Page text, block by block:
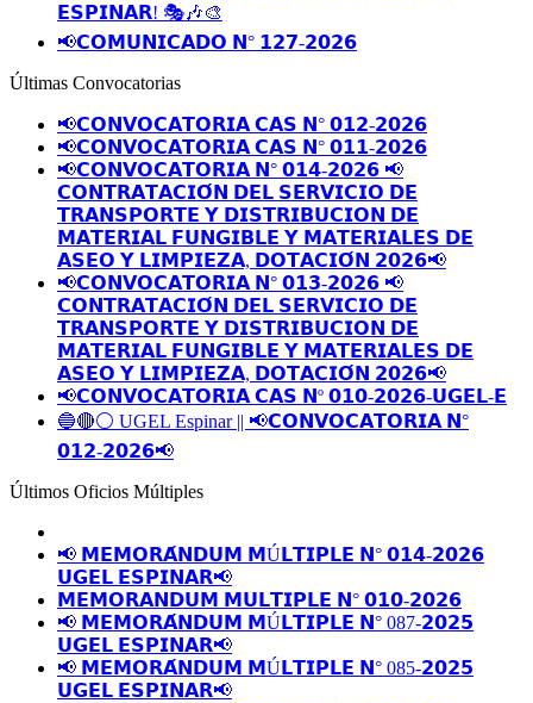
𝗘𝗦𝗣𝗜𝗡𝗔𝗥! 🎭🎶🎨
📢𝗖𝗢𝗠𝗨𝗡𝗜𝗖𝗔𝗗𝗢 𝗡° 𝟭𝟮𝟳-𝟮𝟬𝟮𝟲
Últimas Convocatorias
📢𝗖𝗢𝗡𝗩𝗢𝗖𝗔𝗧𝗢𝗥𝗜𝗔 𝗖𝗔𝗦 𝗡° 𝟬𝟭𝟮-𝟮𝟬𝟮𝟲
📢𝗖𝗢𝗡𝗩𝗢𝗖𝗔𝗧𝗢𝗥𝗜𝗔 𝗖𝗔𝗦 𝗡° 𝟬𝟭𝟭-𝟮𝟬𝟮𝟲
📢𝗖𝗢𝗡𝗩𝗢𝗖𝗔𝗧𝗢𝗥𝗜𝗔 𝗡° 𝟬𝟭𝟰-𝟮𝟬𝟮𝟲 📢
𝗖𝗢𝗡𝗧𝗥𝗔𝗧𝗔𝗖𝗜𝗢́𝗡 𝗗𝗘𝗟 𝗦𝗘𝗥𝗩𝗜𝗖𝗜𝗢 𝗗𝗘
𝗧𝗥𝗔𝗡𝗦𝗣𝗢𝗥𝗧𝗘 𝗬 𝗗𝗜𝗦𝗧𝗥𝗜𝗕𝗨𝗖𝗜𝗢𝗡 𝗗𝗘
𝗠𝗔𝗧𝗘𝗥𝗜𝗔𝗟 𝗙𝗨𝗡𝗚𝗜𝗕𝗟𝗘 𝗬 𝗠𝗔𝗧𝗘𝗥𝗜𝗔𝗟𝗘𝗦 𝗗𝗘
𝗔𝗦𝗘𝗢 𝗬 𝗟𝗜𝗠𝗣𝗜𝗘𝗭𝗔, 𝗗𝗢𝗧𝗔𝗖𝗜𝗢́𝗡 𝟮𝟬𝟮𝟲📢
📢𝗖𝗢𝗡𝗩𝗢𝗖𝗔𝗧𝗢𝗥𝗜𝗔 𝗡° 𝟬𝟭𝟯-𝟮𝟬𝟮𝟲 📢
𝗖𝗢𝗡𝗧𝗥𝗔𝗧𝗔𝗖𝗜𝗢́𝗡 𝗗𝗘𝗟 𝗦𝗘𝗥𝗩𝗜𝗖𝗜𝗢 𝗗𝗘
𝗧𝗥𝗔𝗡𝗦𝗣𝗢𝗥𝗧𝗘 𝗬 𝗗𝗜𝗦𝗧𝗥𝗜𝗕𝗨𝗖𝗜𝗢𝗡 𝗗𝗘
𝗠𝗔𝗧𝗘𝗥𝗜𝗔𝗟 𝗙𝗨𝗡𝗚𝗜𝗕𝗟𝗘 𝗬 𝗠𝗔𝗧𝗘𝗥𝗜𝗔𝗟𝗘𝗦 𝗗𝗘
𝗔𝗦𝗘𝗢 𝗬 𝗟𝗜𝗠𝗣𝗜𝗘𝗭𝗔, 𝗗𝗢𝗧𝗔𝗖𝗜𝗢́𝗡 𝟮𝟬𝟮𝟲📢
📢𝗖𝗢𝗡𝗩𝗢𝗖𝗔𝗧𝗢𝗥𝗜𝗔 𝗖𝗔𝗦 𝗡º 𝟬𝟭𝟬-𝟮𝟬𝟮𝟲-𝗨𝗚𝗘𝗟-𝗘
🔵🔴⚪️ UGEL Espinar || 📢𝗖𝗢𝗡𝗩𝗢𝗖𝗔𝗧𝗢𝗥𝗜𝗔 𝗡°
𝟬𝟭𝟮-𝟮𝟬𝟮𝟲📢
Últimos Oficios Múltiples
📢 𝗠𝗘𝗠𝗢𝗥𝗔́𝗡𝗗𝗨𝗠 𝗠Ú𝗟𝗧𝗜𝗣𝗟𝗘 𝗡° 𝟬𝟭𝟰-𝟮𝟬𝟮𝟲
𝗨𝗚𝗘𝗟 𝗘𝗦𝗣𝗜𝗡𝗔𝗥📢
𝗠𝗘𝗠𝗢𝗥𝗔𝗡𝗗𝗨𝗠 𝗠𝗨𝗟𝗧𝗜𝗣𝗟𝗘 𝗡° 𝟬𝟭𝟬-𝟮𝟬𝟮𝟲
📢 𝗠𝗘𝗠𝗢𝗥𝗔́𝗡𝗗𝗨𝗠 𝗠Ú𝗟𝗧𝗜𝗣𝗟𝗘 𝗡° 087-𝟮𝟬𝟮𝟱
𝗨𝗚𝗘𝗟 𝗘𝗦𝗣𝗜𝗡𝗔𝗥📢
📢 𝗠𝗘𝗠𝗢𝗥𝗔́𝗡𝗗𝗨𝗠 𝗠Ú𝗟𝗧𝗜𝗣𝗟𝗘 𝗡° 085-𝟮𝟬𝟮𝟱
𝗨𝗚𝗘𝗟 𝗘𝗦𝗣𝗜𝗡𝗔𝗥📢